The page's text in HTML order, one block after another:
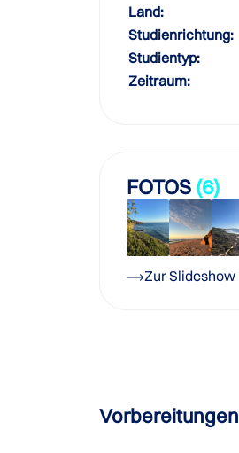
Land:
Studienrichtung:
Studientyp:
Zeitraum:
FOTOS (6)
Zur Slideshow
Vorbereitungen